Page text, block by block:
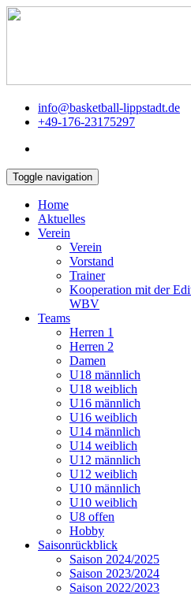
info@basketball-lippstadt.de
+49-176-23175297
Toggle navigation
Home
Aktuelles
Verein
Verein
Vorstand
Trainer
Kooperation mit der
WBV
Teams
Herren 1
Herren 2
Damen
U18 männlich
U18 weiblich
U16 männlich
U16 weiblich
U14 männlich
U14 weiblich
U12 männlich
U12 weiblich
U10 männlich
U10 weiblich
U8 offen
Hobby
Saisonrückblick
Saison 2024/2025
Saison 2023/2024
Saison 2022/2023